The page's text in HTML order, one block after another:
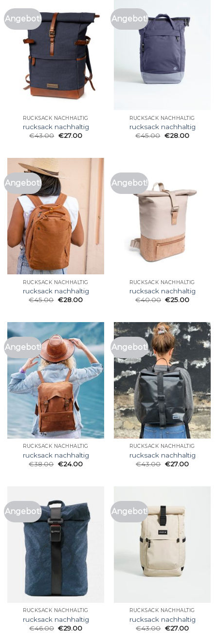
Angebot!
RUCKSACK NACHHALTIG
rucksack nachhaltig
€43.00 €27.00
Angebot!
RUCKSACK NACHHALTIG
rucksack nachhaltig
€45.00 €28.00
Angebot!
RUCKSACK NACHHALTIG
rucksack nachhaltig
€45.00 €28.00
Angebot!
RUCKSACK NACHHALTIG
rucksack nachhaltig
€40.00 €25.00
Angebot!
RUCKSACK NACHHALTIG
rucksack nachhaltig
€38.00 €24.00
Angebot!
RUCKSACK NACHHALTIG
rucksack nachhaltig
€43.00 €27.00
Angebot!
RUCKSACK NACHHALTIG
rucksack nachhaltig
€46.00 €29.00
Angebot!
RUCKSACK NACHHALTIG
rucksack nachhaltig
€43.00 €27.00